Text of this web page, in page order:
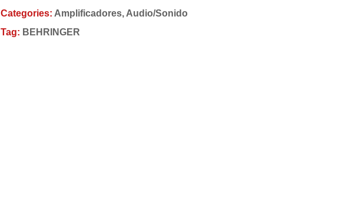
Categories: Amplificadores, Audio/Sonido
Tag: BEHRINGER